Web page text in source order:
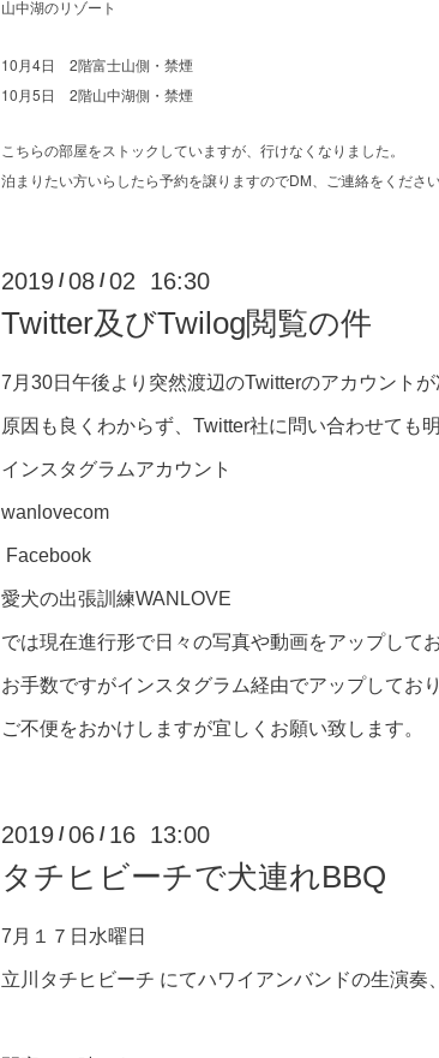
山中湖のリゾート
10 月4日 2階富士山側・禁煙
10 月5 日 2階山中湖側・禁煙
こちらの部屋をストックしていますが、行けなくなりました。
泊まりたい方いらしたら予約を譲りますのでDM 、ご連絡をください
2019 /08 /02 16:30
Twitter及びTwilog閲覧の件
7月30日午後より突然渡辺のTwitterのアカウントが
原因も良くわからず、Twitter社に問い合わせても
インスタグラムアカウント
wanlovecom
Facebook
愛犬の出張訓練WANLOVE
では現在進行形で日々の写真や動画をアップしてお
お手数ですがインスタグラム経由でアップしてお
ご不便をおかけしますが宜しくお願い致します。
2019 /06 / 16 13:00
タチヒビーチで犬連れBBQ
7月１７日水曜日
立川タチヒビーチ にてハワイアンバンドの生演